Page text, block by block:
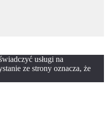
usługi na
ze strony oznacza, że